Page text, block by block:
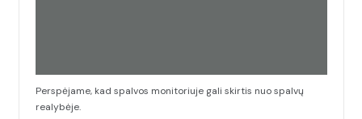
Perspėjame, kad spalvos monitoriuje gali skirtis nuo spalvų
realybėje.